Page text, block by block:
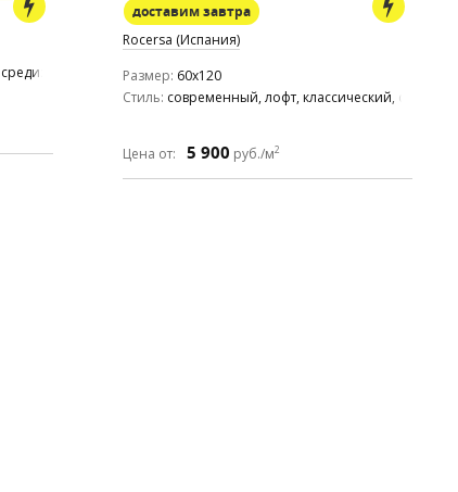
доставим завтра
Rocersa (Испания)
Размер 60x120
Стиль современный, лофт, классический,
Цена от: 5 900 руб./м2